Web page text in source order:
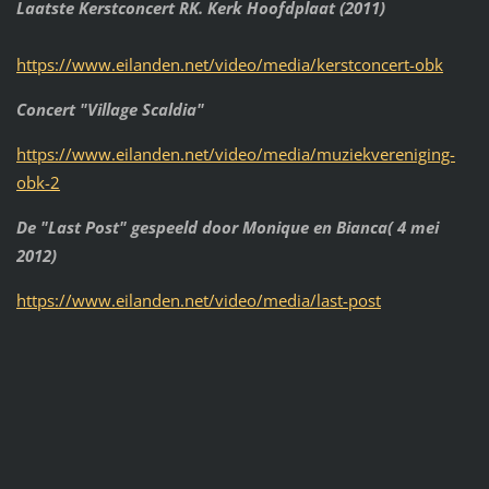
Laatste Kerstconcert RK. Kerk Hoofdplaat (2011)
https://www.eilanden.net/video/media/kerstconcert-obk
Concert "Village Scaldia"
https://www.eilanden.net/video/media/muziekvereniging-
obk-2
De "Last Post" gespeeld door Monique en Bianca( 4 mei
2012)
https://www.eilanden.net/video/media/last-post